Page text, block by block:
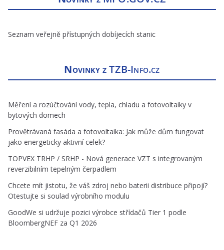
Seznam veřejně přístupných dobíjecích stanic
Novinky zTZB-Info.cz
Měření a rozúčtování vody, tepla, chladu a fotovoltaiky v
bytových domech
Provětrávaná fasáda a fotovoltaika: Jak může dům fungovat
jako energeticky aktivní celek?
TOPVEX TRHP / SRHP - Nová generace VZT s integrovaným
reverzibilním tepelným čerpadlem
Chcete mít jistotu, že váš zdroj nebo baterii distribuce připojí?
Otestujte si soulad výrobního modulu
GoodWe si udržuje pozici výrobce střídačů Tier 1 podle
BloombergNEF za Q1 2026